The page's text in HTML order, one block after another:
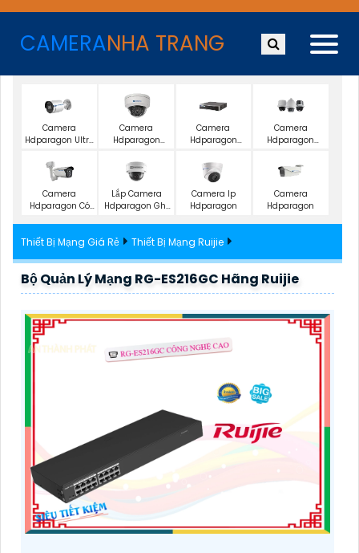
CAMERANHA TRANG
Camera
Hdparagon Ultra
Camera
Hdparagon
Camera
Hdparagon
Camera
Hdparagon
Camera
Hdparagon Có
Lắp Camera
Hdparagon Ghi
Camera Ip
Hdparagon
Camera
Hdparagon
Thiết Bị Mạng Giá Rẻ Thiết Bị Mạng Ruijie
Bộ Quản Lý Mạng RG-ES216GC Hãng Ruijie